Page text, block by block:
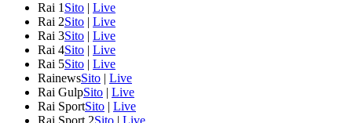
Rai 1 Sito | Live
Rai 2Sito | Live
Rai 3Sito | Live
Rai 4Sito | Live
Rai 5Sito | Live
RainewsSito | Live
Rai GulpSito | Live
Rai SportSito | Live
Rai Sport 2Sito | Live